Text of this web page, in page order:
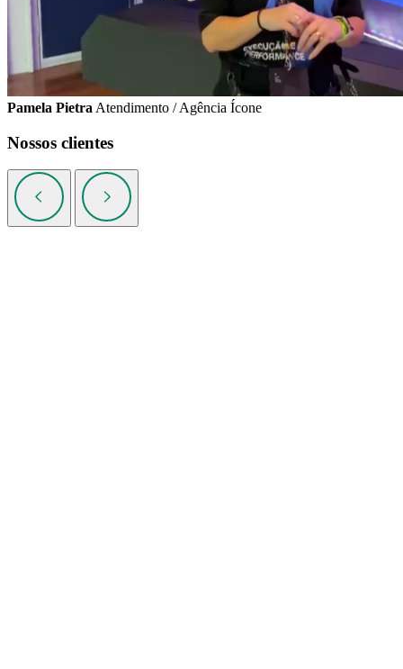
Pamela Pietra Atendimento / Agência Ícone
Nossos clientes